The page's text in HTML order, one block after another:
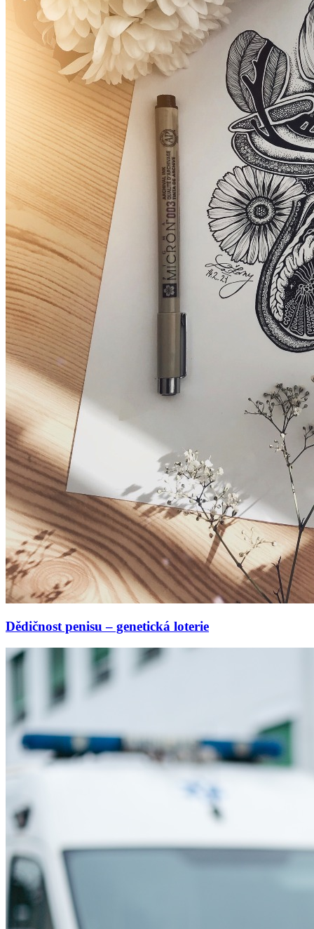
Dědičnost penisu – genetická loterie